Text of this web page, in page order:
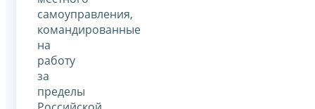
самоуправления,
командированные
на
работу
за
пределы